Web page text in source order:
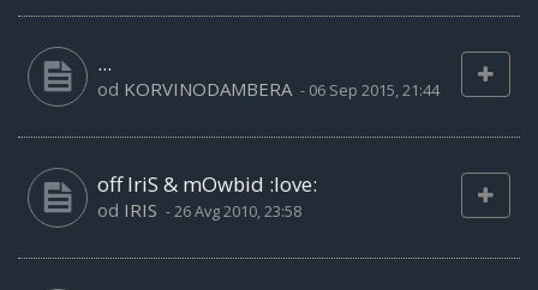
...
od KORVINODAMBERA - 06 Sep 2015, 21:44
off IriS & mOwbid :love:
od IRIS -26 Avg 2010, 23:58